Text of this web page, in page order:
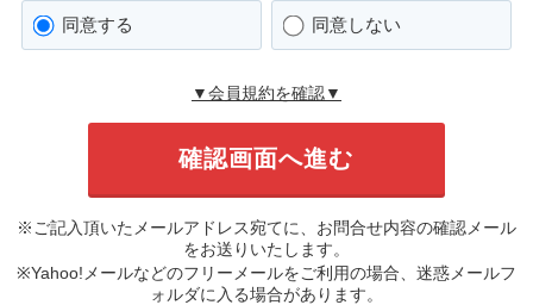
同意する 同意しない
▼会員規約を確認▼
※ご記入頂いたメールアドレス宛てに、お問合せ内容の確認メール
をお送りいたします。
※Yahoo!メールなどのフリーメールをご利用の場合、迷惑メールフ
ォルダに入る場合があります。